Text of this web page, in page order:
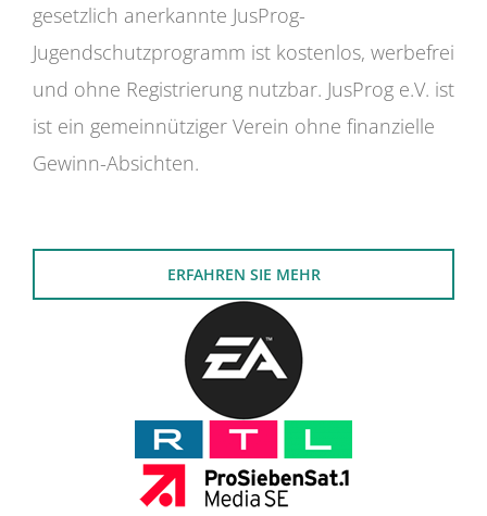
gesetzlich anerkannte JusProg-
Jugendschutzprogramm ist kostenlos, werbefrei
und ohne Registrierung nutzbar. JusProg e.V. ist
ist ein gemeinnütziger Verein ohne finanzielle
Gewinn-Absichten.
ERFAHREN SIE MEHR